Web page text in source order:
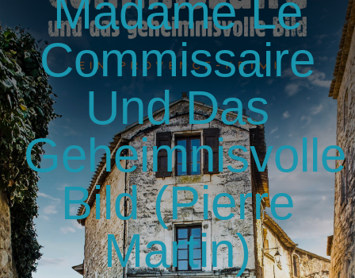
GlücksMond Atelier
Meine Lieblingsblogs
Über mich
Kontakt
Madame Le
Commissaire
Und Das
Geheimnisvolle
Bild (Pierre
Martin)